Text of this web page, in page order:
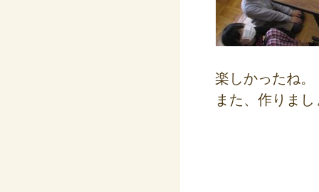
楽しかったね。
また、作りま